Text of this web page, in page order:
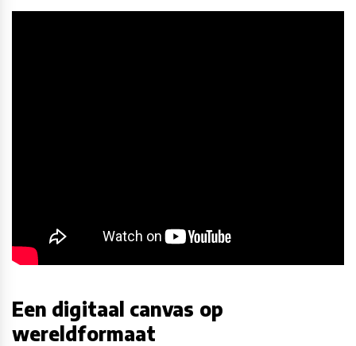
Een digitaal canvas op
wereldformaat